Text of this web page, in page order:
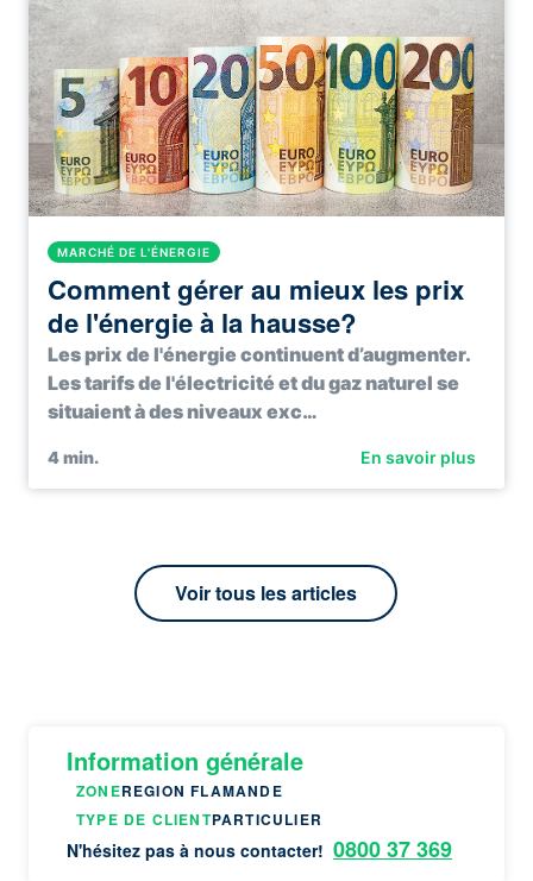
MARCHÉ DE L'ÉNERGIE
Comment gérer au mieux les prix
de l'énergie à la hausse?
Les prix de l'énergie continuent d’augmenter.
Les tarifs de l'électricité et du gaz naturel se
situaient à des niveaux exc…
4min. En savoir plus
Voir tous les articles
Information générale
ZONEREGION FLAMANDE
TYPE DE CLIENTPARTICULIER
N'hésitez pas à nous contacter! 0800 37 369